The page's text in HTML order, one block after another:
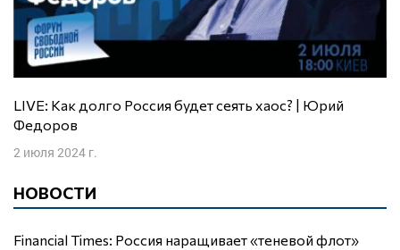
LIVE: Как долго Россия будет сеять хаос? | Юрий
Федоров
2 июля 2024 г.
НОВОСТИ
Financial Times: Россия наращивает «теневой флот»